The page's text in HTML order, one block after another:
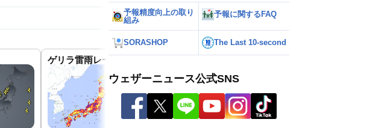
ゲリラ雷雨レーダー
予報精度向上の取り
組み
予報に関するFAQ
SORASHOP The Last 10-second
ウェザーニュース公式SNS